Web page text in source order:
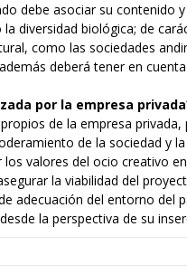
debe asociar su contenido
diversidad biológica; de
como las sociedades
deberá tener en
por la empresa
de la empresa
de la sociedad y
valores del ocio creativo
la viabilidad del
adecuación del entorno del
la perspectiva de su